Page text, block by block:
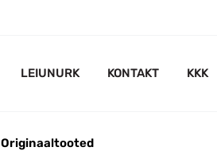
LEIUNURK KONTAKT KKK
Originaaltooted